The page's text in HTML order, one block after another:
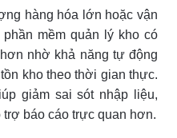
hàng hóa lớn hoặc vận
mềm quản lý kho có
nhờ khả năng tự động
kho theo thời gian thực.
giảm sai sót nhập liệu,
báo cáo trực quan hơn.